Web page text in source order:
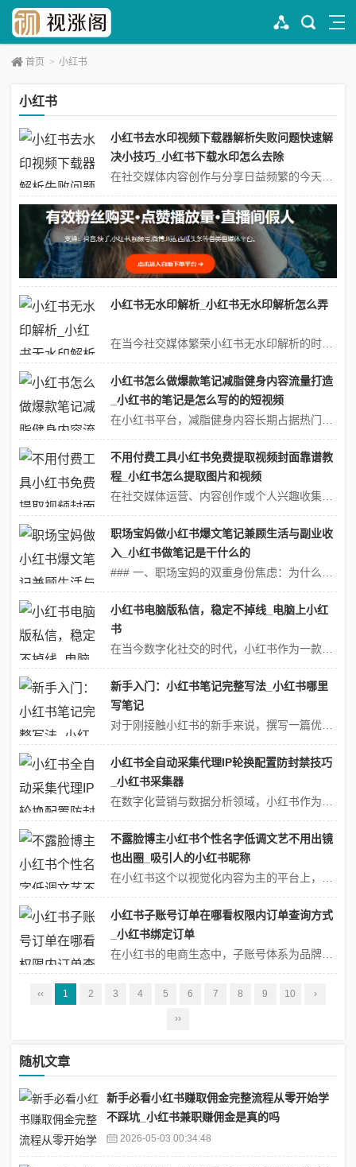
首页 > 小红书
小红书
小红书去水印视频下载器解析失败问题快速解
决小技巧_小红书下载水印怎么去除
小红书无水印解析_小红书无水印解析怎么弄
小红书怎么做爆款笔记减脂健身内容流量打造
_小红书的笔记是怎么写的的短视频
不用付费工具小红书免费提取视频封面靠谱教
程_小红书怎么提取图片和视频
职场宝妈做小红书爆文笔记兼顾生活与副业收
入_小红书做笔记是干什么的
小红书电脑版私信，稳定不掉线_电脑上小红
书
新手入门：小红书笔记完整写法_小红书哪里
写笔记
小红书全自动采集代理IP轮换配置防封禁技巧
_小红书采集器
不露脸博主小红书个性名字低调文艺不用出镜
也出圈_吸引人的小红书昵称
小红书子账号订单在哪看权限内订单查询方式
_小红书绑定订单
‹‹ 1 2 3 4 5 6 7 8 9 10 ›
››
随机文章
新手必看小红书赚取佣金完整流程从零开始学
不踩坑_小红书兼职赚佣金是真的吗
2026-05-03 00:34:48